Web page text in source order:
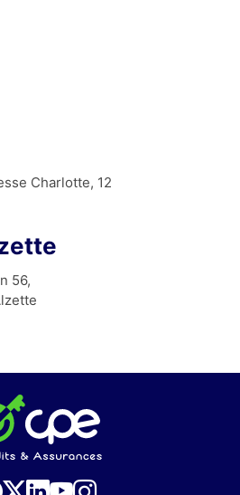
Charlotte, 12
56,